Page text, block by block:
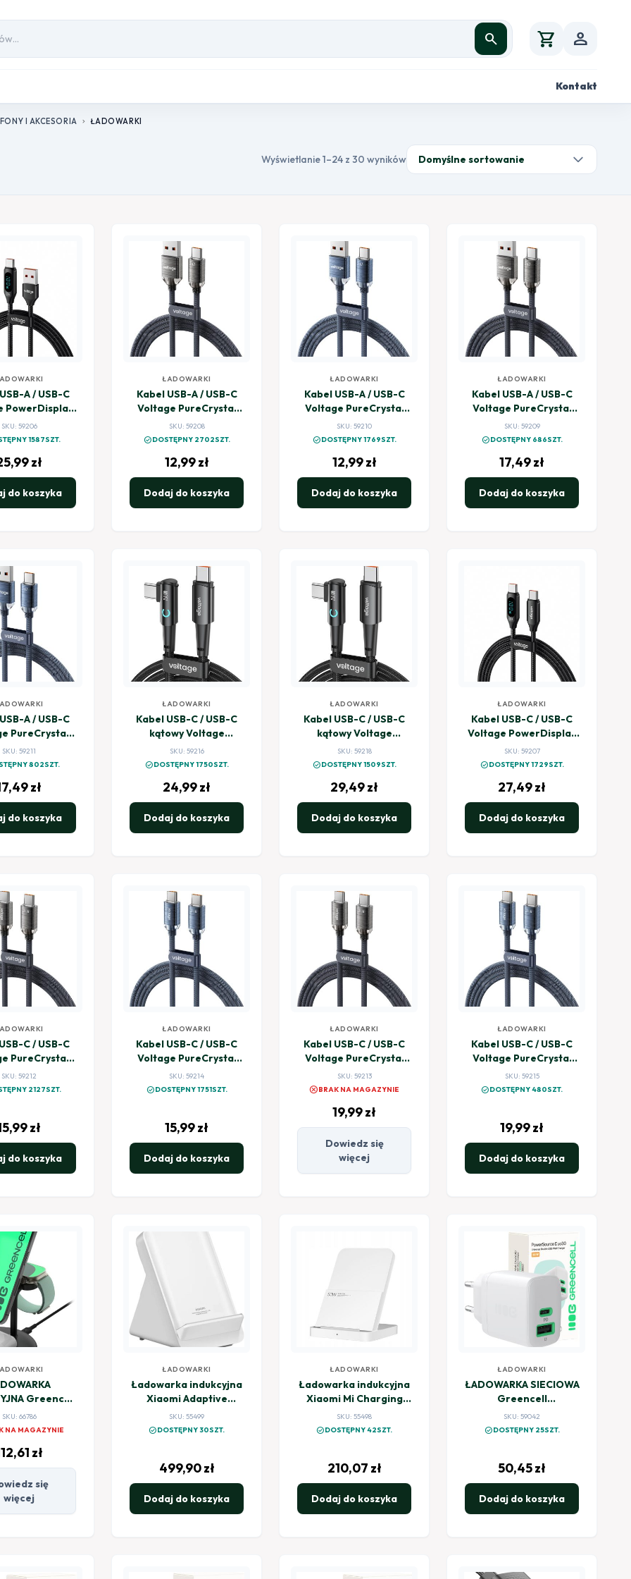
search shopping_cart person
Kontakt
I AKCESORIA chevron_right ŁADOWARKI
Wyświetlanie 1–24 z 30 wyników
A / USB-C
PowerDisplay
czarny
SKU: 59206
1587SZT.
zł
do koszyka
ŁADOWARKI
Kabel USB-A / USB-C
Voltage PureCrystal
66W 100cm czarny
SKU: 59208
check_circleDOSTĘPNY 2702SZT.
12,99zł
Dodaj do koszyka
ŁADOWARKI
Kabel USB-A / USB-C
Voltage PureCrystal
66W 100cm niebieski
SKU: 59210
check_circleDOSTĘPNY 1769SZT.
12,99zł
Dodaj do koszyka
ŁADOWARKI
Kabel USB-A / USB-C
Voltage PureCrystal
66W 200cm czarny
SKU: 59209
check_circleDOSTĘPNY 686SZT.
17,49zł
Dodaj do koszyka
A / USB-C
PureCrystal
niebieski
SKU: 59211
802SZT.
zł
do koszyka
ŁADOWARKI
Kabel USB-C / USB-C
kątowy Voltage
PowerAngle 100W PD
100cm czarny
SKU: 59216
check_circleDOSTĘPNY 1750SZT.
24,99zł
Dodaj do koszyka
ŁADOWARKI
Kabel USB-C / USB-C
kątowy Voltage
PowerAngle 100W PD
200cm czarny
SKU: 59218
check_circleDOSTĘPNY 1509SZT.
29,49zł
Dodaj do koszyka
ŁADOWARKI
Kabel USB-C / USB-C
Voltage PowerDisplay
100W PD 100cm czarny
SKU: 59207
check_circleDOSTĘPNY 1729SZT.
27,49zł
Dodaj do koszyka
C / USB-C
PureCrystal
100cm czarny
SKU: 59212
2127SZT.
zł
do koszyka
ŁADOWARKI
Kabel USB-C / USB-C
Voltage PureCrystal
100W PD 100cm
niebieski
SKU: 59214
check_circleDOSTĘPNY 1751SZT.
15,99zł
Dodaj do koszyka
ŁADOWARKI
Kabel USB-C / USB-C
Voltage PureCrystal
100W PD 200cm
czarny
SKU: 59213
cancelBRAK NA MAGAZYNIE
19,99zł
Dowiedz się
więcej
ŁADOWARKI
Kabel USB-C / USB-C
Voltage PureCrystal
100W PD 200cm
niebieski
SKU: 59215
check_circleDOSTĘPNY 480SZT.
19,99zł
Dodaj do koszyka
Greencell
3w1 15W
IPhone
SKU: 66786
NA MAGAZYNIE
zł
się
więcej
ŁADOWARKI
Ładowarka indukcyjna
Xiaomi Adaptive
Charging Stand 80W
SKU: 55499
check_circleDOSTĘPNY 30SZT.
499,90zł
Dodaj do koszyka
ŁADOWARKI
Ładowarka indukcyjna
Xiaomi Mi Charging
Stand Pro 50W
SKU: 55498
check_circleDOSTĘPNY 42SZT.
210,07 zł
Dodaj do koszyka
ŁADOWARKI
ŁADOWARKA SIECIOWA
Greencell
PowerSource Duo30
30W 1xUSB-C 1xUSB-A
SKU: 59042
check_circleDOSTĘPNY 25SZT.
50,45zł
Dodaj do koszyka